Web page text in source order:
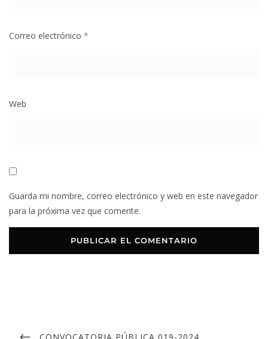
Correo electrónico *
Web
Guarda mi nombre, correo electrónico y web en este navegador
para la próxima vez que comente.